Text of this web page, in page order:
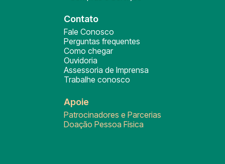
Contato
Fale Conosco
Perguntas frequentes
Como chegar
Ouvidoria
Assessoria de Imprensa
Trabalhe conosco
Apoie
Patrocinadores e Parcerias
Doação Pessoa Física